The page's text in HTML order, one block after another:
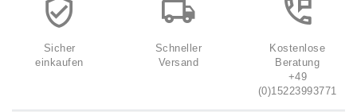
Sicher
einkaufen
Schneller
Versand
Kostenlose
Beratung
+49
(0)15223993771